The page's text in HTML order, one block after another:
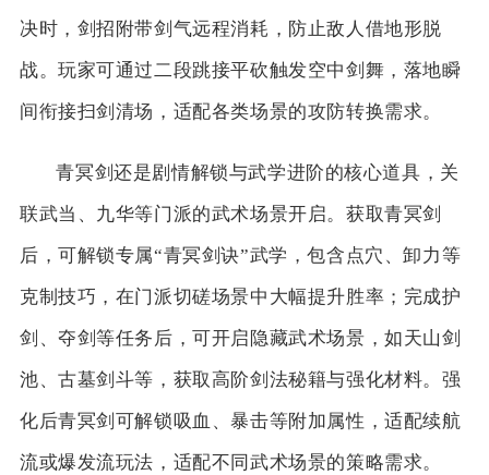
决时，剑招附带剑气远程消耗，防止敌人借地形脱
战。玩家可通过二段跳接平砍触发空中剑舞，落地瞬
间衔接扫剑清场，适配各类场景的攻防转换需求。
青冥剑还是剧情解锁与武学进阶的核心道具，关
联武当、九华等门派的武术场景开启。获取青冥剑
后，可解锁专属“青冥剑诀”武学，包含点穴、卸力等
克制技巧，在门派切磋场景中大幅提升胜率；完成护
剑、夺剑等任务后，可开启隐藏武术场景，如天山剑
池、古墓剑斗等，获取高阶剑法秘籍与强化材料。强
化后青冥剑可解锁吸血、暴击等附加属性，适配续航
流或爆发流玩法，适配不同武术场景的策略需求。